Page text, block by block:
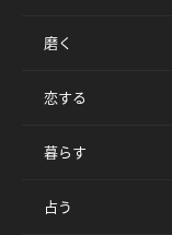
磨く
恋する
暮らす
占う